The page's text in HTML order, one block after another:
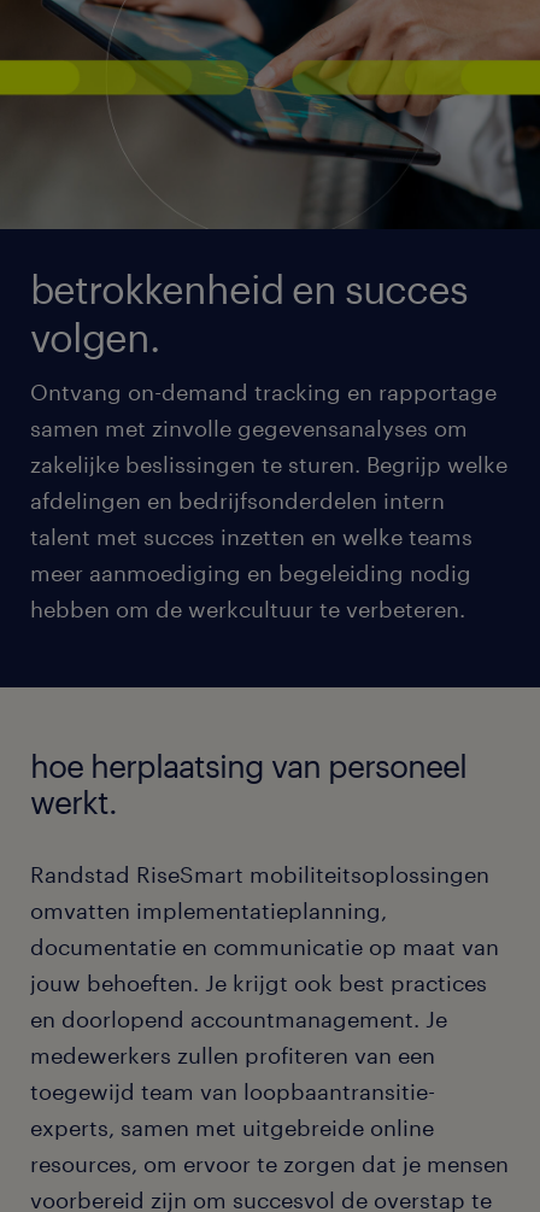
betrokkenheid en succes
volgen.
Ontvang on-demand tracking en rapportage
samen met zinvolle gegevensanalyses om
zakelijke beslissingen te sturen. Begrijp welke
afdelingen en bedrijfsonderdelen intern
talent met succes inzetten en welke teams
meer aanmoediging en begeleiding nodig
hebben om de werkcultuur te verbeteren.
hoe herplaatsing van personeel
werkt.
Randstad RiseSmart mobiliteitsoplossingen
omvatten implementatieplanning,
documentatie en communicatie op maat van
jouw behoeften. Je krijgt ook best practices
en doorlopend accountmanagement. Je
medewerkers zullen profiteren van een
toegewijd team van loopbaantransitie-
experts, samen met uitgebreide online
resources, om ervoor te zorgen dat je mensen
voorbereid zijn om succesvol de overstap te